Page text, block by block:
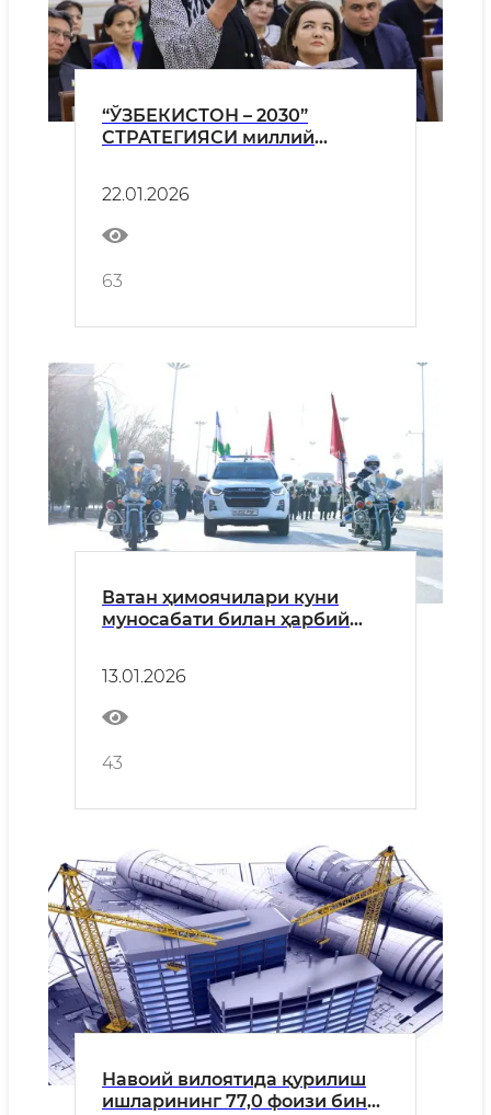
“ЎЗБЕКИСТОН – 2030”
СТРАТЕГИЯСИ миллий
22.01.2026
63
Ватан ҳимоячилари куни
муносабати билан ҳарбий
13.01.2026
43
Навоий вилоятида қурилиш
ишларининг 77,0 фоизи бино